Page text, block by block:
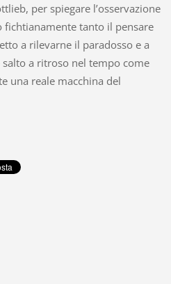
per spiegare l’osservazione
fichtianamente tanto il pensare
a rilevarne il paradosso e a
a ritroso nel tempo come
una reale macchina del